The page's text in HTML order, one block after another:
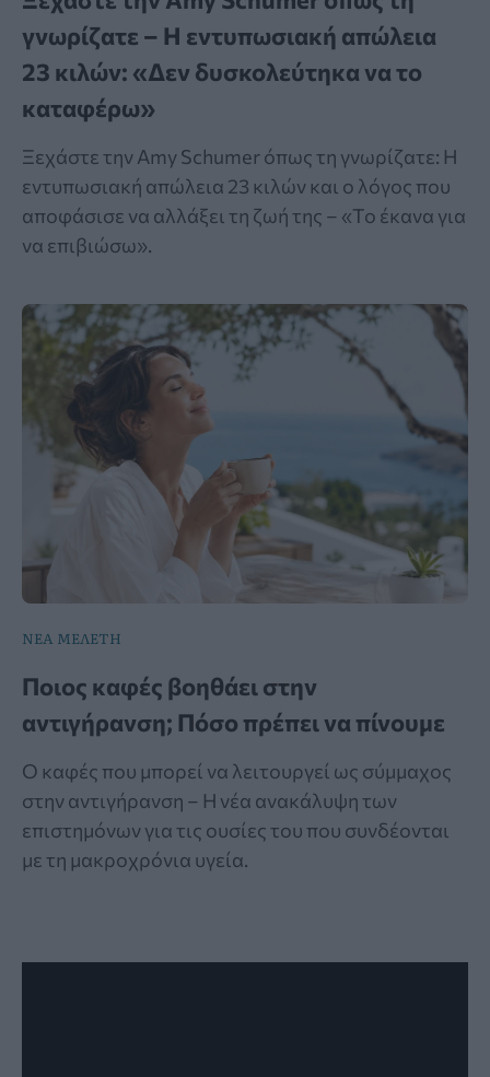
γνωρίζατε – Η εντυπωσιακή απώλεια
23 κιλών: «Δεν δυσκολεύτηκα να το
καταφέρω»
Ξεχάστε την Amy Schumer όπως τη γνωρίζατε: Η
εντυπωσιακή απώλεια 23 κιλών και ο λόγος που
αποφάσισε να αλλάξει τη ζωή της – «Το έκανα για
να επιβιώσω».
ΝΕΑ ΜΕΛΕΤΗ
Ποιος καφές βοηθάει στην
αντιγήρανση; Πόσο πρέπει να πίνουμε
Ο καφές που μπορεί να λειτουργεί ως σύμμαχος
στην αντιγήρανση – Η νέα ανακάλυψη των
επιστημόνων για τις ουσίες του που συνδέονται
με τη μακροχρόνια υγεία.